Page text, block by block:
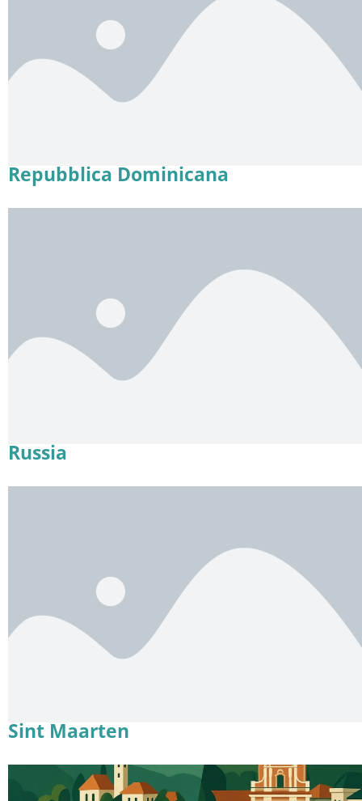
Repubblica Dominicana
Russia
Sint Maarten